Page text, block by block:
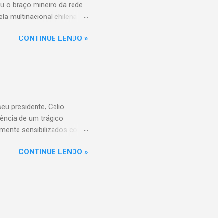
o braço mineiro da rede
multinacional chilena
Com a aquisição,
BH, acompanhando o
CONTINUE LENDO »
presidente, Celio
de um trágico
sensibilizados com
dedicação e espírito
CONTINUE LENDO »